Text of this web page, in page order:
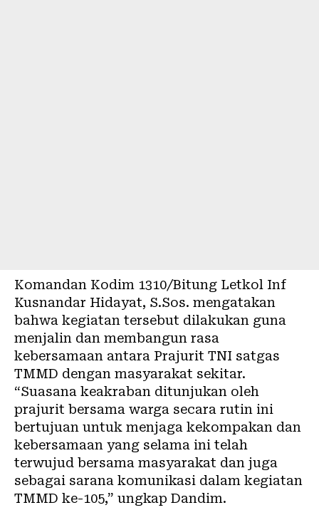
Komandan Kodim 1310/Bitung Letkol Inf
Kusnandar Hidayat, S.Sos. mengatakan
bahwa kegiatan tersebut dilakukan guna
menjalin dan membangun rasa
kebersamaan antara Prajurit TNI satgas
TMMD dengan masyarakat sekitar.
“Suasana keakraban ditunjukan oleh
prajurit bersama warga secara rutin ini
bertujuan untuk menjaga kekompakan dan
kebersamaan yang selama ini telah
terwujud bersama masyarakat dan juga
sebagai sarana komunikasi dalam kegiatan
TMMD ke-105,” ungkap Dandim.